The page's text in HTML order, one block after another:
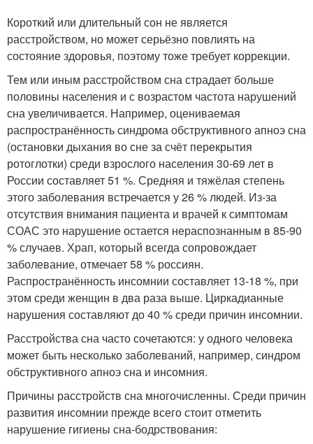
Короткий или длительный сон не является
расстройством, но может серьёзно повлиять на
состояние здоровья, поэтому тоже требует коррекции.
Тем или иным расстройством сна страдает больше
половины населения и с возрастом частота нарушений
сна увеличивается. Например, оцениваемая
распространённость синдрома обструктивного апноэ сна
(остановки дыхания во сне за счёт перекрытия
ротоглотки) среди взрослого населения 30-69 лет в
России составляет 51 %. Средняя и тяжёлая степень
этого заболевания встречается у 26 % людей. Из-за
отсутствия внимания пациента и врачей к симптомам
СОАС это нарушение остается нераспознанным в 85-90
% случаев. Храп, который всегда сопровождает
заболевание, отмечает 58 % россиян.
Распространённость инсомнии составляет 13-18 %, при
этом среди женщин в два раза выше. Циркадианные
нарушения составляют до 40 % среди причин инсомнии.
Расстройства сна часто сочетаются: у одного человека
может быть несколько заболеваний, например, синдром
обструктивного апноэ сна и инсомния.
Причины расстройств сна многочисленны. Среди причин
развития инсомнии прежде всего стоит отметить
нарушение гигиены сна-бодрствования: